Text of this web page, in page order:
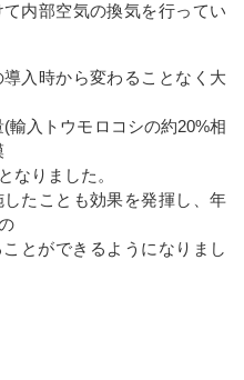
内部空気の換気を行ってい
入時から変わることなく大
輸入トウモロコシの約20%相
なりました。
たことも効果を発揮し、年
とができるようになりまし